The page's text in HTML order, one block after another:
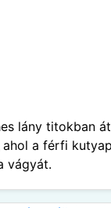
lány titokban
ahol a férfi
vágyát.